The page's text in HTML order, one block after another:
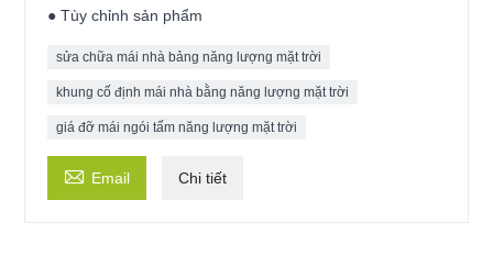
● Tùy chỉnh sản phẩm
sửa chữa mái nhà bảng năng lượng mặt trời
khung cố định mái nhà bằng năng lượng mặt trời
giá đỡ mái ngói tấm năng lượng mặt trời
 Email Chi tiết